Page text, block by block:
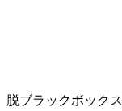
脱ブラックボック